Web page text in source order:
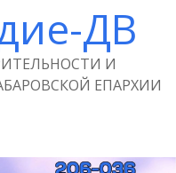
ДВ
И
ЕПАРХИИ